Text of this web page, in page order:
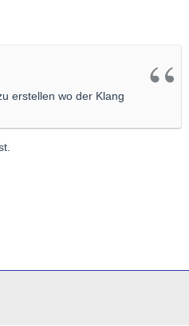
erstellen wo der Klang